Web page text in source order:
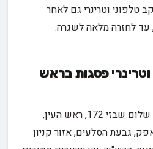
טלפוני וטרינרי גם לאחר
עד לחזרה מלאה לשגרה.
פסגות בראש
המרכז ממוקם ברחוב הרב שלום שבזי 172, ראש העין,
גבעת הסלעים, אזור קניון